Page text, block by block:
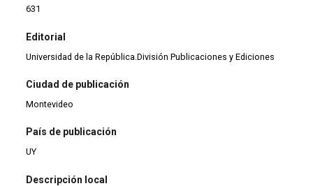
631
Editorial
Universidad de la República.División Publicaciones y Ediciones
Ciudad de publicación
Montevideo
País de publicación
UY
Descripción local